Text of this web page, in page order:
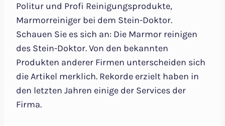
Politur und Profi Reinigungsprodukte,
Marmorreiniger bei dem Stein-Doktor.
Schauen Sie es sich an: Die Marmor reinigen
des Stein-Doktor. Von den bekannten
Produkten anderer Firmen unterscheiden sich
die Artikel merklich. Rekorde erzielt haben in
den letzten Jahren einige der Services der
Firma.